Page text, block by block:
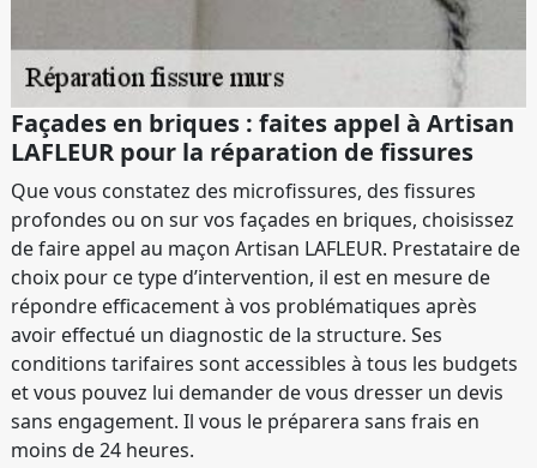
Façades en briques : faites appel à Artisan
LAFLEUR pour la réparation de fissures
Que vous constatez des microfissures, des fissures
profondes ou on sur vos façades en briques, choisissez
de faire appel au maçon Artisan LAFLEUR. Prestataire de
choix pour ce type d’intervention, il est en mesure de
répondre efficacement à vos problématiques après
avoir effectué un diagnostic de la structure. Ses
conditions tarifaires sont accessibles à tous les budgets
et vous pouvez lui demander de vous dresser un devis
sans engagement. Il vous le préparera sans frais en
moins de 24 heures.